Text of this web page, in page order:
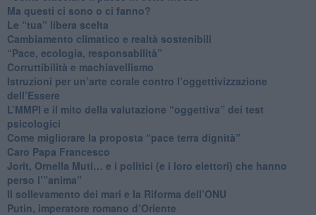
​Ma questi ci sono o ci fanno?
​Le “tua” libera scelta
Cambiamento climatico e realtà sostenibili
“Pace, ecologia, responsabilità”
​Corruttibilità e machiavellismo
Istruzioni per un’arte corale contro l’oggettivizzazione
dell’Essere
​L’MMPI e il mito della valutazione “oggettiva” dei test
psicologici
Come migliorare la proposta “pace terra dignità”
Caro Papa Francesco
​Jorit, Ornella Muti… e i politici (e i loro elettori) che hanno
perso l’”anima”
​Il sollevamento dei mari e la Riforma dell’ONU
Putin, imperatore romano d’Oriente